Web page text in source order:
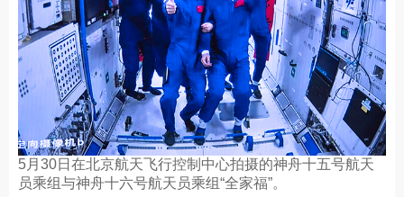
5月30日在北京航天飞行控制中心拍摄的神舟十五号航天
员乘组与神舟十六号航天员乘组“全家福”。